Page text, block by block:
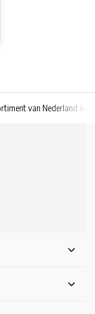
van Nederland &